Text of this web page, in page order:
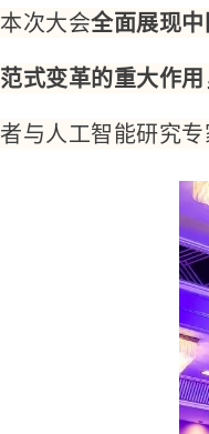
本次大会全面展现
范式变革的重大作
者与人工智能研究